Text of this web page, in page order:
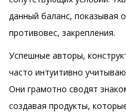
данный баланс, показывая
противовес, закрепления.
Успешные авторы,
часто интуитивно
Они грамотно сводят
создавая продукты,